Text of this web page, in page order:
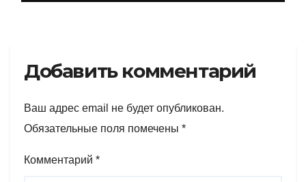
Добавить комментарий
Ваш адрес email не будет опубликован.
Обязательные поля помечены *
Комментарий *